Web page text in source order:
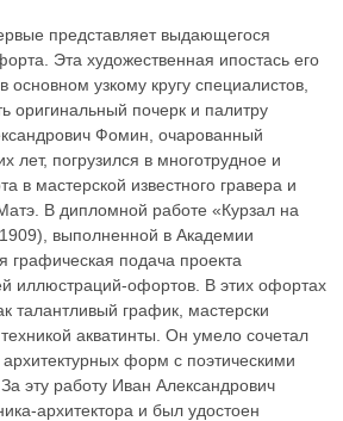
представляет выдающегося
Эта художественная ипостась его
основном узкому кругу специалистов,
оригинальный почерк и палитру
Фомин, очарованный
лет, погрузился в многотрудное и
в мастерской известного гравера и
В дипломной работе «Курзал на
выполненной в Академии
графическая подача проекта
иллюстраций-офортов. В этих офортах
талантливый график, мастерски
акватинты. Он умело сочетал
форм с поэтическими
эту работу Иван Александрович
архитектора и был удостоен